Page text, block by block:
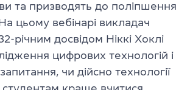
та призводять до поліпшення
цьому вебінарі викладач
річним досвідом Ніккі Хоклі
цифрових технологій і
чи дійсно технології